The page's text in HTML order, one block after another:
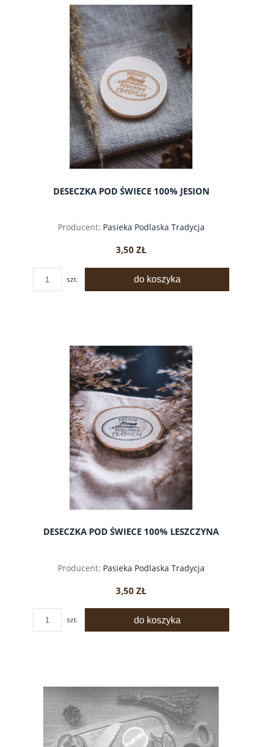
DESECZKA POD ŚWIECE 100% JESION
Producent: Pasieka Podlaska Tradycja
3,50 ZŁ
szt. do koszyka
DESECZKA POD ŚWIECE 100% LESZCZYNA
Producent: Pasieka Podlaska Tradycja
3,50 ZŁ
szt. do koszyka